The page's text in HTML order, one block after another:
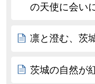
の天使に会い
凛と澄む、茨
茨城の自然が